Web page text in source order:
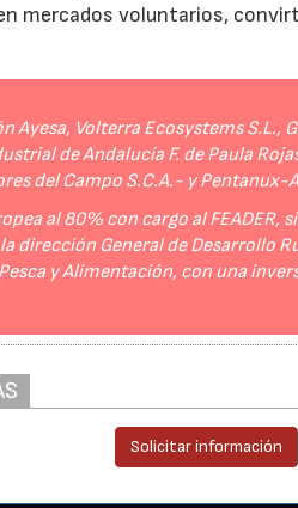
mercados voluntarios,
Volterra Ecosystems S.L.,
de Andalucía F. de Paula
del Campo S.C.A.- y Pentanux-
al 80% con cargo al FEADER,
dirección General de Desarrollo
y Alimentación, con una
Solicitar información